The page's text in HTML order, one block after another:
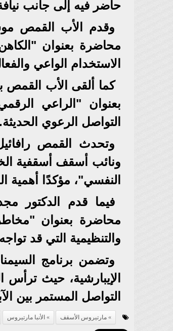
حاضر فيه إلى جانب
وقدم الأب القمص
محاضرة بعنوان
الاستخدام الواعي
كما ألقى الأب القمص
بعنوان "الراعي
التواصل الرعوي الحديثة.
وتحدث القمص
ونائب أسقف أسقفية
النفسي"، مؤكدًا أهمية
فيما قدم الدكتور
محاضرة بعنوان "مخاطر
والتنظيمية التي قد
وتضمن برنامج
الإيبارشية، حيث ترأس
التواصل المستمر بين
مارتيروس الأسقف الأنبا مارتيروس